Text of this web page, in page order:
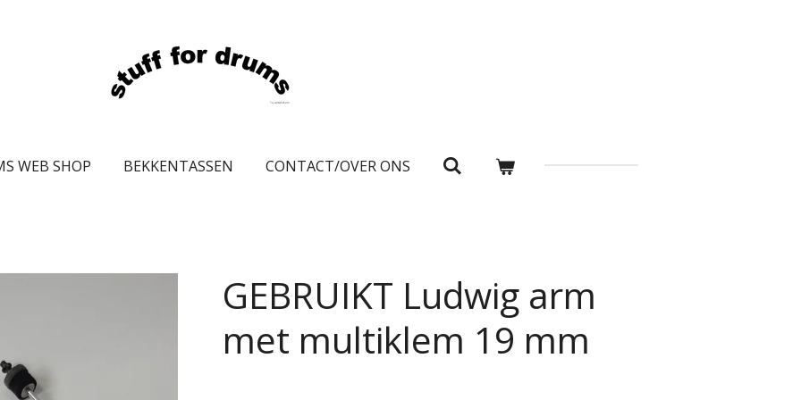
WEB SHOP BEKKENTASSEN CONTACT/OVER ONS
GEBRUIKT Ludwig arm
met multiklem 19 mm